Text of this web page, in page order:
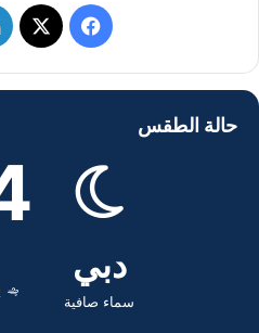
ي
و
X
حالة الطقس
دبي
سماء صافية